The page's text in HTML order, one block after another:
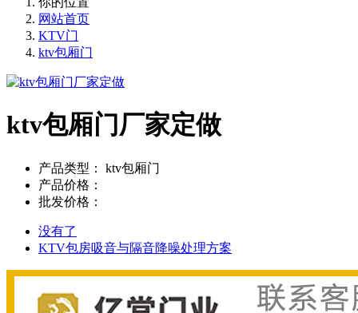
网站首页
KTV门
ktv包厢门
ktv包厢门厂家定做
产品类型：
ktv包厢门
产品价格：
批发价格：
没有了
KTV包房吸音与隔音降噪处理方案